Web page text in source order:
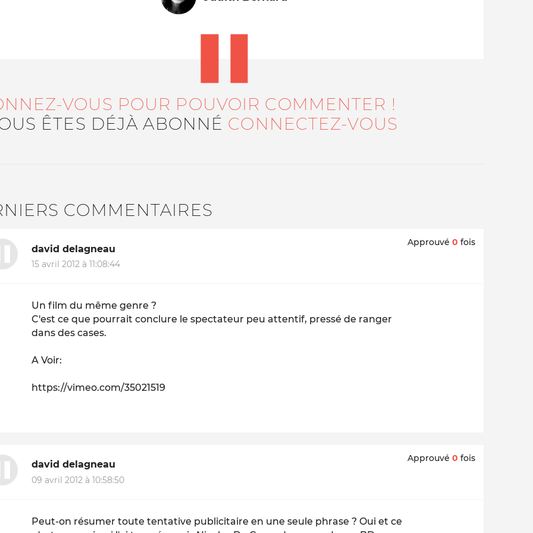
VOUS POUR POUVOIR COMMENTER !
ÊTES DÉJÀ ABONNÉ CONNECTEZ-VOUS
COMMENTAIRES
david delagneau
15 avril 2012 à 11:08:44
Approuvé 0 fois
Un film du même genre ?
C'est ce que pourrait conclure le spectateur peu attentif, pressé de ranger
dans des cases.
A Voir:
https://vimeo.com/35021519
david delagneau
09 avril 2012 à 10:58:50
Approuvé 0 fois
Peut-on résumer toute tentative publicitaire en une seule phrase ? Oui et ce